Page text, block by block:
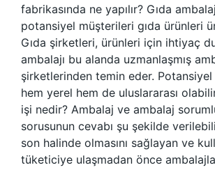
fabrikasında ne yapılır? Gıda
potansiyel müşterileri gıda ürünleri
Gıda şirketleri, ürünleri için ihtiyaç
ambalajı bu alanda uzmanlaşmış
şirketlerinden temin eder.
hem yerel hem de uluslararası
işi nedir? Ambalaj ve ambalaj
sorusunun cevabı şu şekilde
son halinde olmasını sağlayan ve
tüketiciye ulaşmadan önce